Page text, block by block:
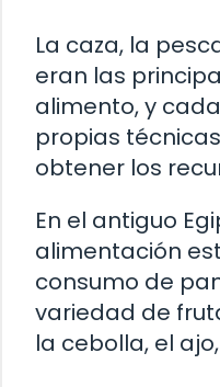
La caza, la
eran las
alimento, y
propias
obtener los
En el antiguo
alimentación
consumo de
variedad de
la cebolla, el